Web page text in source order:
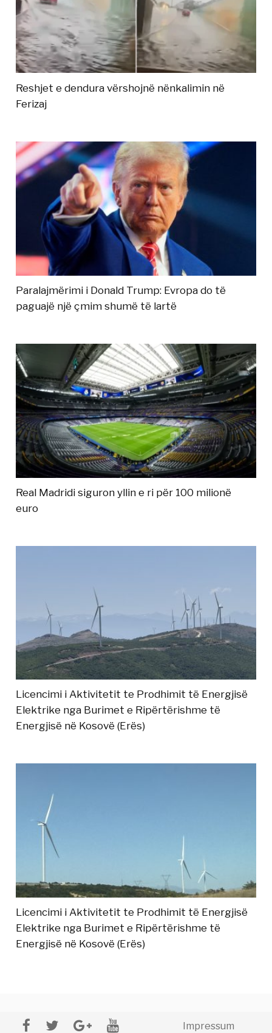
Reshjet e dendura vërshojnë nënkalimin në
Ferizaj
Paralajmërimi i Donald Trump: Evropa do të
paguajë një çmim shumë të lartë
Real Madridi siguron yllin e ri për 100 milionë
euro
Licencimi i Aktivitetit te Prodhimit të Energjisë
Elektrike nga Burimet e Ripërtërishme të
Energjisë në Kosovë (Erës)
Licencimi i Aktivitetit te Prodhimit të Energjisë
Elektrike nga Burimet e Ripërtërishme të
Energjisë në Kosovë (Erës)
Impressum